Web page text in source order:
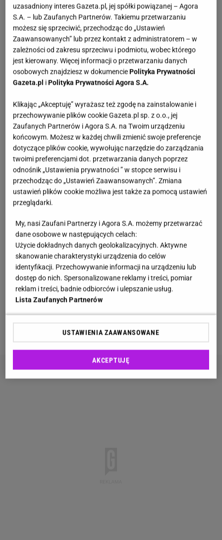
Horoskop 2024 Byk
W 2024 roku Byk stoczy wewnętrzną walkę.
Rozwiąże problemy, które ciągną się z nim od
dłuższego czasu, lecz dotychczas łatwiej było je
ignorować. Życie zawodowe przyniesie Bykowi wiele
utrzymania dotychczasowej posady czy wysokością
wynagrodzenia. Relacje Byka będą rozwijały się
powoli, ale zadowalająco. W obliczu problemów
partner okaże Bykowi wiele wsparcia.
Horoskop 2024 Bliźnięta
Ten rok z pewnością zapadnie Bliźniętom w pamięć.
będzie mógł opowiadać przez kilka kolejnych lat. W
sferze zawodowej Bliźnięta mogą wreszcie podjąć
decyzję o założeniu własnego biznesu. W sferze
uczuciowej będą z kolei bardziej wstrzemięźliwi niż
w ubiegłych latach. W tym roku skupią się na
własnym rozwoju, udadzą się w daleką podróż lub
zainwestują w szkolenia i kursy rozwijające ich
największe pasje.
uzasadniony interes Gazeta.pl, jej spółki powiązanej – Agora
S.A. – lub Zaufanych Partnerów. Takiemu przetwarzaniu
możesz się sprzeciwić, przechodząc do „Ustawień
Zaawansowanych” lub przez kontakt z administratorem – w
zależności od zakresu sprzeciwu i podmiotu, wobec którego
jest kierowany. Więcej informacji o przetwarzaniu danych
osobowych znajdziesz w dokumencie Polityka Prywatności
Gazeta.pl i Polityka Prywatności Agora S.A.
Klikając „Akceptuję” wyrażasz też zgodę na zainstalowanie i
przechowywanie plików cookie Gazeta.pl sp. z o.o., jej
Zaufanych Partnerów i Agora S.A. na Twoim urządzeniu
końcowym. Możesz w każdej chwili zmienić swoje preferencje
dotyczące plików cookie, wywołując narzędzie do zarządzania
twoimi preferencjami dot. przetwarzania danych poprzez
odnośnik „Ustawienia prywatności ” w stopce serwisu i
przechodząc do „Ustawień Zaawansowanych”. Zmiana
ustawień plików cookie możliwa jest także za pomocą ustawień
przeglądarki.
My, nasi Zaufani Partnerzy i Agora S.A. możemy przetwarzać
dane osobowe w następujących celach:
Użycie dokładnych danych geolokalizacyjnych. Aktywne
skanowanie charakterystyki urządzenia do celów
identyfikacji. Przechowywanie informacji na urządzeniu lub
dostęp do nich. Spersonalizowane reklamy i treści, pomiar
reklam i treści, badnie odbiorców i ulepszanie usług.
Lista Zaufanych Partnerów
USTAWIENIA ZAAWANSOWANE
AKCEPTUJĘ